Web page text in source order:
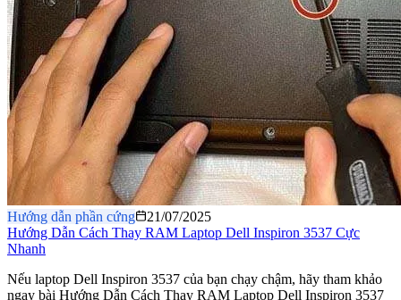
Hướng dẫn phần cứng
21/07/2025
Hướng Dẫn Cách Thay RAM Laptop Dell Inspiron 3537 Cực
Nhanh
Nếu laptop Dell Inspiron 3537 của bạn chạy chậm, hãy tham khảo
ngay bài Hướng Dẫn Cách Thay RAM Laptop Dell Inspiron 3537